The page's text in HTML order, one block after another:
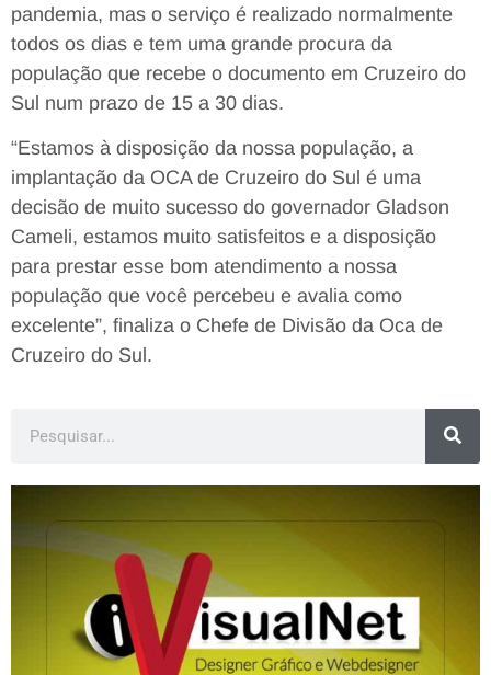
pandemia, mas o serviço é realizado normalmente
todos os dias e tem uma grande procura da
população que recebe o documento em Cruzeiro do
Sul num prazo de 15 a 30 dias.
“Estamos à disposição da nossa população, a
implantação da OCA de Cruzeiro do Sul é uma
decisão de muito sucesso do governador Gladson
Cameli, estamos muito satisfeitos e a disposição
para prestar esse bom atendimento a nossa
população que você percebeu e avalia como
excelente”, finaliza o Chefe de Divisão da Oca de
Cruzeiro do Sul.